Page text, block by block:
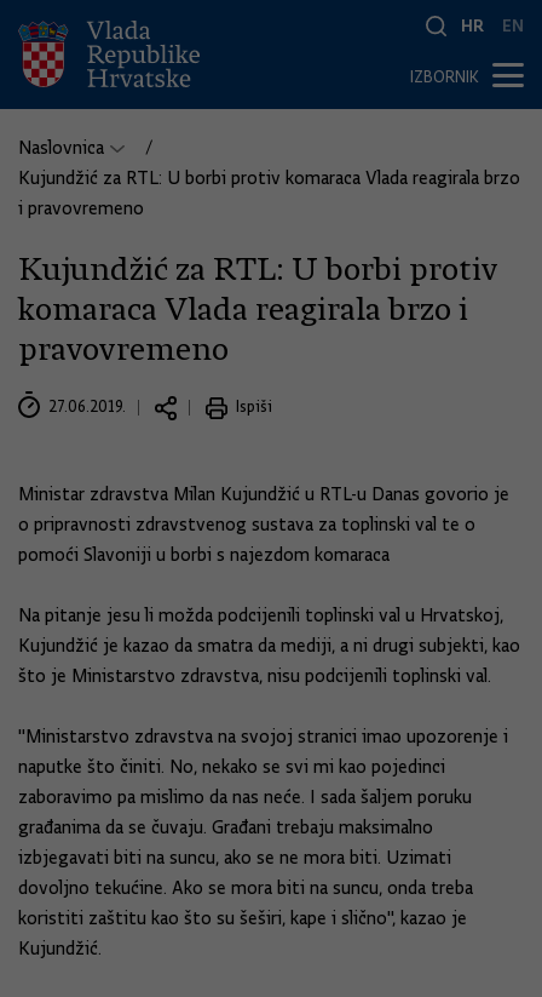
HR EN
IZBORNIK
Naslovnica
Kujundžić za RTL: U borbi protiv komaraca Vlada reagirala brzo
i pravovremeno
Kujundžić za RTL: U borbi protiv
komaraca Vlada reagirala brzo i
pravovremeno
27.06.2019. Ispiši
Ministar zdravstva Milan Kujundžić u RTL-u Danas govorio je
o pripravnosti zdravstvenog sustava za toplinski val te o
pomoći Slavoniji u borbi s najezdom komaraca
Na pitanje jesu li možda podcijenili toplinski val u Hrvatskoj,
Kujundžić je kazao da smatra da mediji, a ni drugi subjekti, kao
što je Ministarstvo zdravstva, nisu podcijenili toplinski val.
"Ministarstvo zdravstva na svojoj stranici imao upozorenje i
naputke što činiti. No, nekako se svi mi kao pojedinci
zaboravimo pa mislimo da nas neće. I sada šaljem poruku
građanima da se čuvaju. Građani trebaju maksimalno
izbjegavati biti na suncu, ako se ne mora biti. Uzimati
dovoljno tekućine. Ako se mora biti na suncu, onda treba
koristiti zaštitu kao što su šeširi, kape i slično", kazao je
Kujundžić.